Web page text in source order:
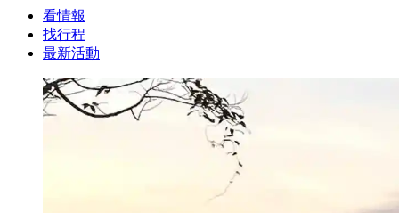
看情報
找行程
最新活動